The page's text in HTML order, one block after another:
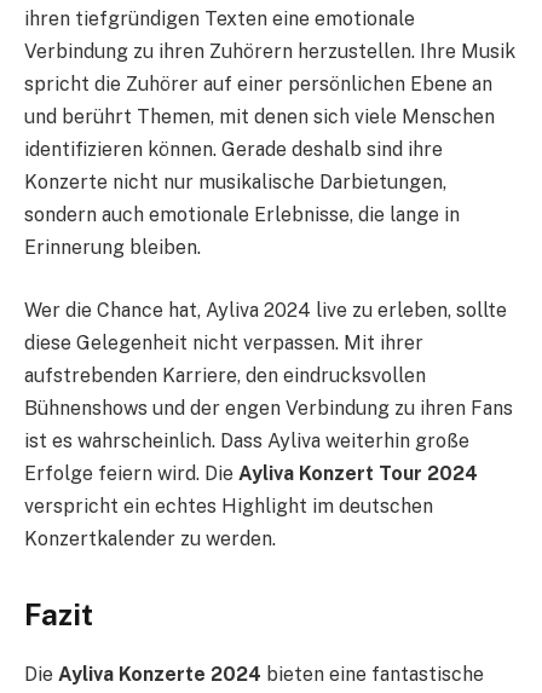
ihren tiefgründigen Texten eine emotionale
Verbindung zu ihren Zuhörern herzustellen. Ihre Musik
spricht die Zuhörer auf einer persönlichen Ebene an
und berührt Themen, mit denen sich viele Menschen
identifizieren können. Gerade deshalb sind ihre
Konzerte nicht nur musikalische Darbietungen,
sondern auch emotionale Erlebnisse, die lange in
Erinnerung bleiben.
Wer die Chance hat, Ayliva 2024 live zu erleben, sollte
diese Gelegenheit nicht verpassen. Mit ihrer
aufstrebenden Karriere, den eindrucksvollen
Bühnenshows und der engen Verbindung zu ihren Fans
ist es wahrscheinlich. Dass Ayliva weiterhin große
Erfolge feiern wird. Die Ayliva Konzert Tour 2024
verspricht ein echtes Highlight im deutschen
Konzertkalender zu werden.
Fazit
Die Ayliva Konzerte 2024 bieten eine fantastische